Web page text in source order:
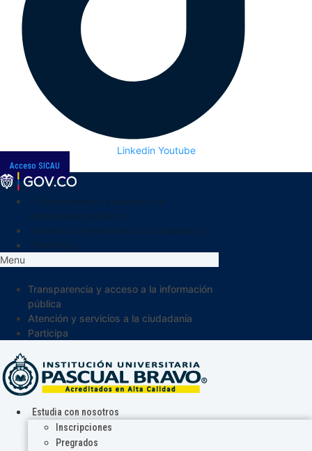
Linkedin Youtube
Acceso SICAU
Menu
Transparencia y acceso a la información
pública
Atención y servicios a la ciudadanía
Participa
Estudia con nosotros
Inscripciones
Pregrados